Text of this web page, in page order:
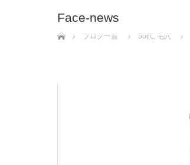
Face-news
ホーム
ブログ一覧
50代, 毛穴